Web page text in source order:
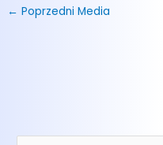
← Poprzedni Media